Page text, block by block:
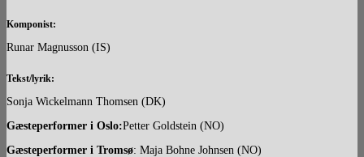
Komponist:
Runar Magnusson (IS)
Tekst/lyrik:
Sonja Wickelmann Thomsen (DK)
Gæsteperformer i Oslo:Petter Goldstein (NO)
Gæsteperformer i Tromsø: Maja Bohne Johnsen (NO)